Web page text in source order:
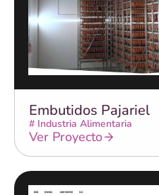
Embutidos Pajariel
# Industria Alimentaria
Ver Proyecto